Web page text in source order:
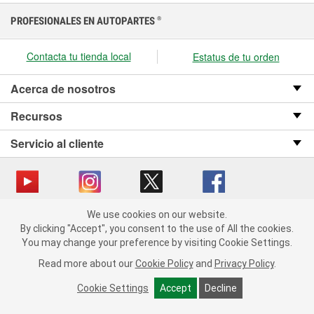
We use cookies on our website. By clicking "Accept", you consent
to the use of All the cookies.
You may change your preference by visiting Cookie Settings.
Read more about our Cookie Policy and Privacy Policy.
Cookie Settings Accept Decline
PROFESIONALES EN AUTOPARTES ®
Contacta tu tienda local Estatus de tu orden
Acerca de nosotros
Recursos
Servicio al cliente
Copyright © 2008-2026 O’Reilly Auto Parts v OST_3.2.0.0.729 (3) cv1361
catalog_main
Política de privacidad
Ley de transparencia en las cadenas de suministro
de California
We use cookies on our website.
By clicking "Accept", you consent to the use of All the cookies.
You may change your preference by visiting Cookie Settings.
Read more about our Cookie Policy and Privacy Policy.
Cookie Settings Accept Decline